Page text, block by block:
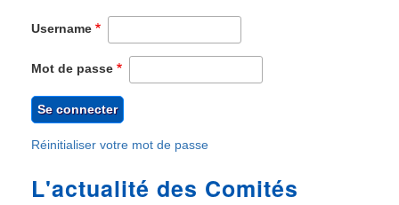
Username
Mot de passe
Réinitialiser votre mot de passe
L'actualité des Comités